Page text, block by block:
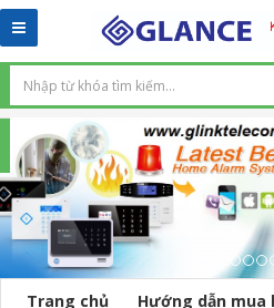
Toggle
navigation
Trang chủ
Hướng dẫn mua